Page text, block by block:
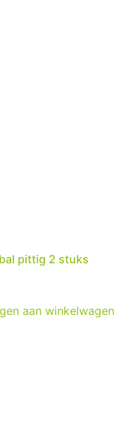
pittig 2 stuks
aan winkelwagen